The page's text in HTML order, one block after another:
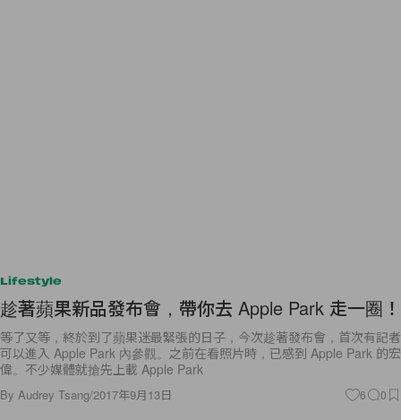
Lifestyle
趁著蘋果新品發布會，帶你去 Apple Park 走一圈！
等了又等，終於到了蘋果迷最緊張的日子，今次趁著發布會，首次有記者
可以進入 Apple Park 內參觀。之前在看照片時，已感到 Apple Park 的宏
偉。不少媒體就搶先上載 Apple Park
By Audrey Tsang/2017年9月13日 6 0